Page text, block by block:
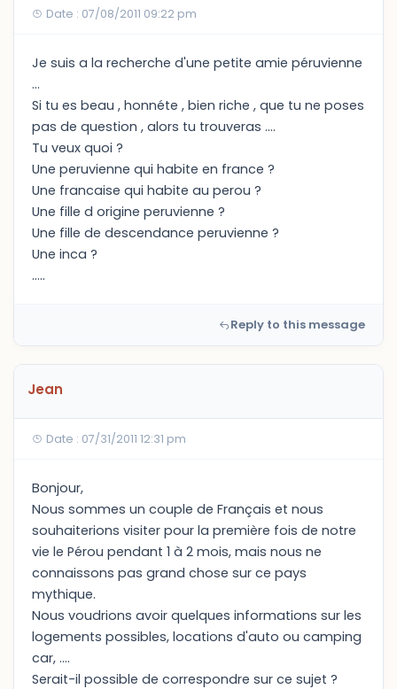
Date : 07/08/2011 09:22 pm
Je suis a la recherche d'une petite amie péruvienne
...
Si tu es beau , honnéte , bien riche , que tu ne poses
pas de question , alors tu trouveras ....
Tu veux quoi ?
Une peruvienne qui habite en france ?
Une francaise qui habite au perou ?
Une fille d origine peruvienne ?
Une fille de descendance peruvienne ?
Une inca ?
.....
Reply to this message
Jean
Date : 07/31/2011 12:31 pm
Bonjour,
Nous sommes un couple de Français et nous
souhaiterions visiter pour la première fois de notre
vie le Pérou pendant 1 à 2 mois, mais nous ne
connaissons pas grand chose sur ce pays
mythique.
Nous voudrions avoir quelques informations sur les
logements possibles, locations d'auto ou camping
car, ....
Serait-il possible de correspondre sur ce sujet ?